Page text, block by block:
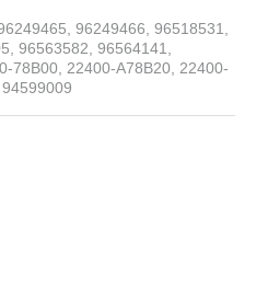
96249466, 96518531,
96563582, 96564141,
78B00, 22400-A78B20, 22400-